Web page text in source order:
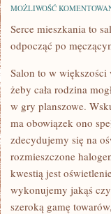
MOŻLIWOŚĆ
Serce mieszkania to
odpocząć po
Salon to w większości
żeby cała rodzina
w gry planszowe.
ma obowiązek ono
zdecydujemy się na
rozmieszczone
kwestią jest
wykonujemy jakąś
szeroką gamę